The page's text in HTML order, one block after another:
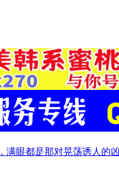
满眼都是那对晃荡诱人的